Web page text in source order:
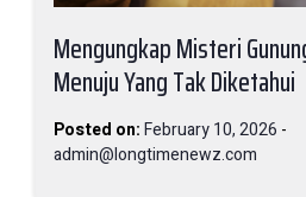
Mengungkap Misteri
Menuju Yang Tak Diketahui
Posted on:February 10, 2026 -
admin@longtimenewz.com